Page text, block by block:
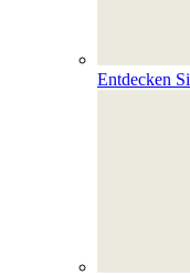
Entdecken